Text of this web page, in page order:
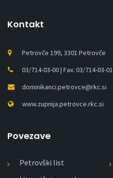
Kontakt
Petrovče 199, 3301 Petrovče
03/714-03-00 | Fax: 03/714-03-01
dominikanci.petrovce@rkc.si
www.zupnija.petrovce.rkc.si
Povezave
Petrovški list